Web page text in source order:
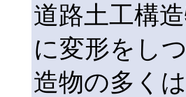
道路土工構
に変形をし
造物の多く